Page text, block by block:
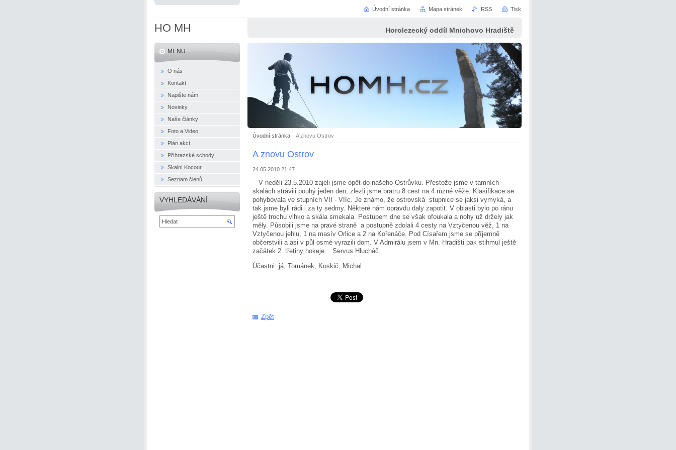
HO MH Horolezecký oddíl Mnichovo Hradiště
Úvodní stránka | A znovu Ostrov
A znovu Ostrov
24.05.2010 21:47
V neděli 23.5.2010 zajeli jsme opět do našeho Ostrůvku. Přestože jsme v tamních
skalách strávili pouhý jeden den, zlezli jsme bratru 8 cest na 4 různé věže. Klasifikace se
pohybovala ve stupních VII - VIIc. Je známo, že ostrovská stupnice se jaksi vymyká, a
tak jsme byli rádi i za ty sedmy. Některé nám opravdu daly zapotit. V oblasti bylo po ránu
ještě trochu vlhko a skála smekala. Postupem dne se však ofoukala a nohy už držely jak
měly. Působili jsme na pravé straně a postupně zdolali 4 cesty na Vztyčenou věž, 1 na
Vztyčenou jehlu, 1 na masív Orlice a 2 na Kořenáče. Pod Císařem jsme se příjemně
občerstvili a asi v půl osmé vyrazili dom. V Admirálu jsem v Mn. Hradišti pak stihmul ještě
začátek 2. třetiny hokeje. Servus Hlucháč.
Účastni: já, Tománek, Koskič, Michal
Zpět
MENU
O nás
Kontakt
Napište nám
Novinky
Naše články
Foto a Video
Plán akcí
Příhrazské schody
Skalní Kocour
Seznam členů
VYHLEDÁVÁNÍ
Úvodní stránka Mapa stránek RSS Tisk